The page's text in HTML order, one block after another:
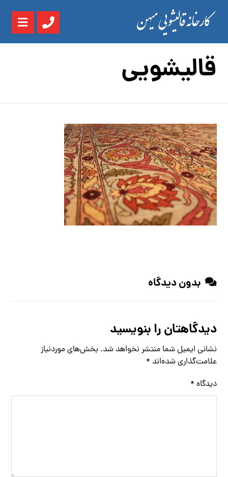
قالیشویی
بدون دیدگاه
دیدگاهتان را بنویسید
نشانی ایمیل شما منتشر نخواهد شد. بخش‌های موردنیاز
علامت‌گذاری شده‌اند *
دیدگاه *